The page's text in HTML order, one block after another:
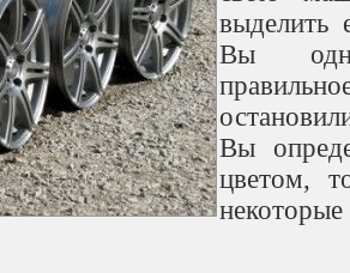
выделить
Вы
Вы
цветом,